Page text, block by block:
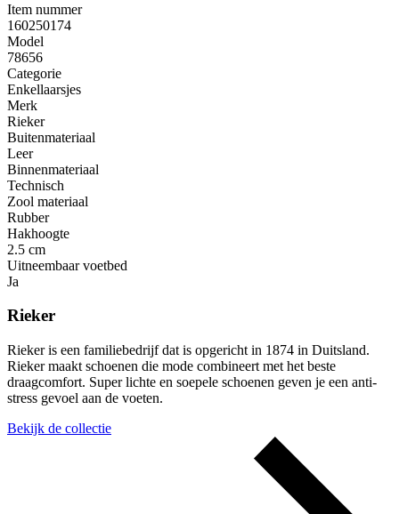
Item nummer
160250174
Model
78656
Categorie
Enkellaarsjes
Merk
Rieker
Buitenmateriaal
Leer
Binnenmateriaal
Technisch
Zool materiaal
Rubber
Hakhoogte
2.5 cm
Uitneembaar voetbed
Ja
Rieker
Rieker is een familiebedrijf dat is opgericht in 1874 in Duitsland.
Rieker maakt schoenen die mode combineert met het beste
draagcomfort. Super lichte en soepele schoenen geven je een anti-
stress gevoel aan de voeten.
Bekijk de collectie